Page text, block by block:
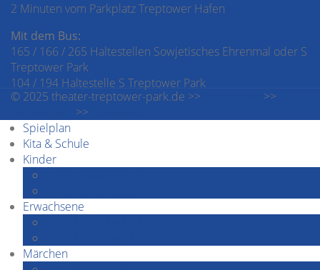
2 Minuten vom Parkplatz Treptower Hafen
Mit dem Bus:
165 / 166 / 265 Haltestellen Sowjetisches Ehrenmal oder S
Treptower Park
104 / 194 Haltestelle S Treptower Park
© 2025 theater-treptower-park.de >>
>>
>>
Spielplan
Kita & Schule
Kinder
Erwachsene
Märchen